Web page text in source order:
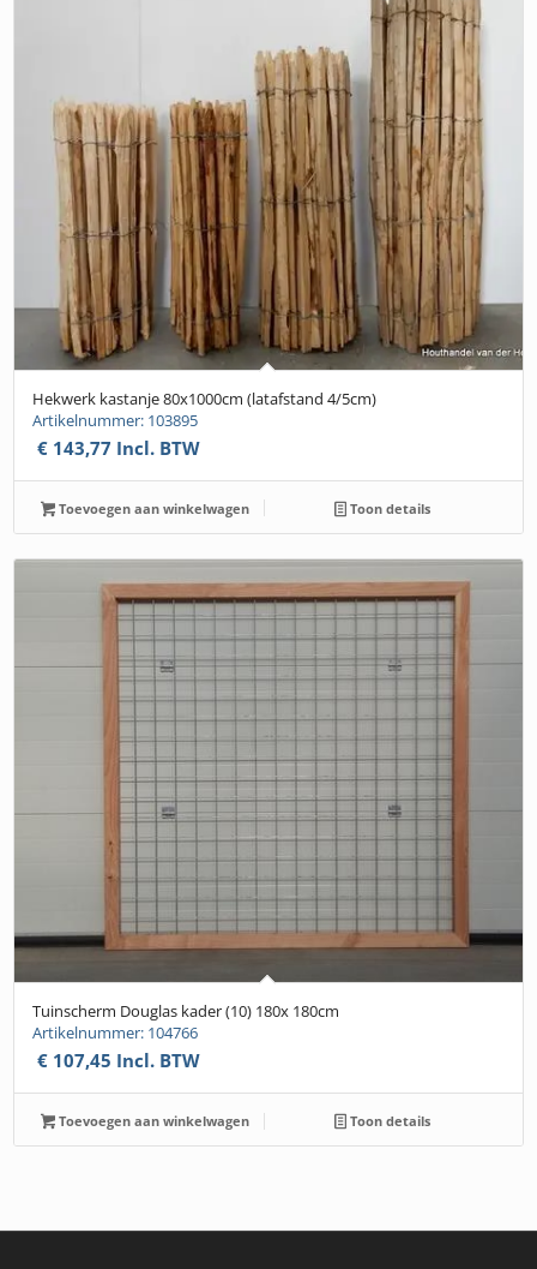
Hekwerk kastanje 80x1000cm (latafstand 4/5cm)
Artikelnummer: 103895
€ 143,77 Incl. BTW
Toevoegen aan winkelwagen Toon details
Tuinscherm Douglas kader (10) 180x 180cm
Artikelnummer: 104766
€ 107,45 Incl. BTW
Toevoegen aan winkelwagen Toon details